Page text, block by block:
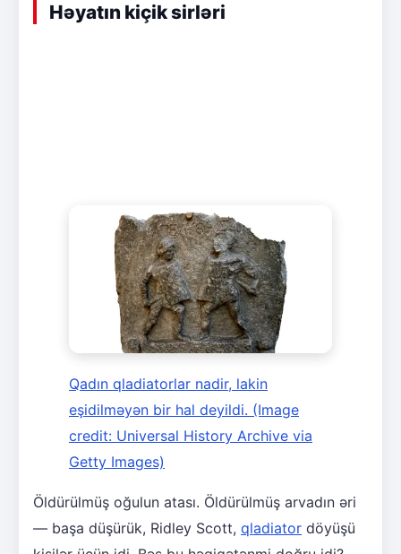
Həyatın kiçik sirləri
Qadın qladiatorlar nadir, lakin
eşidilməyən bir hal deyildi. (Image
credit: Universal History Archive via
Getty Images)
Öldürülmüş oğulun atası. Öldürülmüş arvadın əri
— başa düşürük, Ridley Scott, qladiator döyüşü